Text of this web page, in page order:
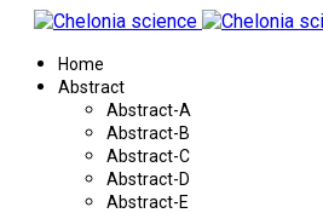
Home
Abstract
Abstract-A
Abstract-B
Abstract-C
Abstract-D
Abstract-E